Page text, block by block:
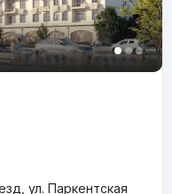
ул. Паркентская